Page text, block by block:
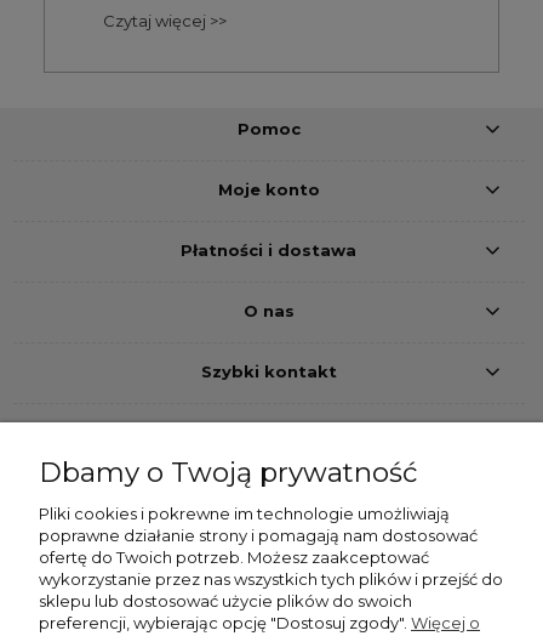
Czytaj więcej >>
Pomoc
Moje konto
Płatności i dostawa
O nas
Szybki kontakt
Przelew bankowy Pobranie Szybkie przelewy24
Dostawa
Dbamy o Twoją prywatność
Pliki cookies i pokrewne im technologie umożliwiają
poprawne działanie strony i pomagają nam dostosować
ofertę do Twoich potrzeb. Możesz zaakceptować
wykorzystanie przez nas wszystkich tych plików i przejść do
sklepu lub dostosować użycie plików do swoich
preferencji, wybierając opcję "Dostosuj zgody". Więcej o